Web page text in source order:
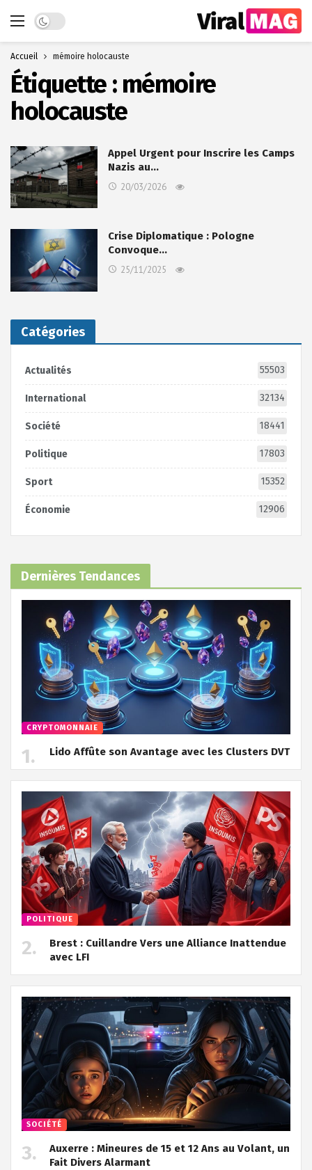
Dark mode
Accueil mémoire holocauste
Étiquette : mémoire
holocauste
Appel Urgent pour Inscrire les Camps
Nazis au…
20/03/2026
Crise Diplomatique : Pologne
Convoque…
25/11/2025
Catégories
Actualités 55503
International 32134
Société 18441
Politique 17803
Sport 15352
Économie 12906
Dernières Tendances
CRYPTOMONNAIE
Lido Affûte son Avantage avec les Clusters DVT
POLITIQUE
Brest : Cuillandre Vers une Alliance Inattendue
avec LFI
SOCIÉTÉ
Auxerre : Mineures de 15 et 12 Ans au Volant, un
Fait Divers Alarmant